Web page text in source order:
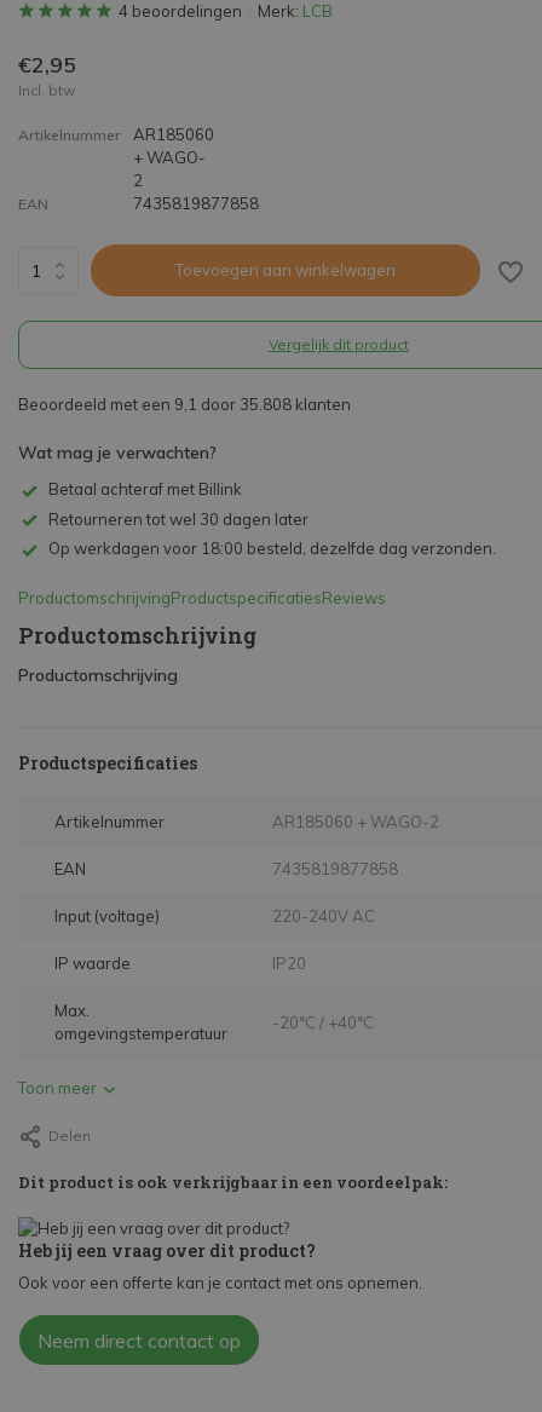
4 beoordelingen Merk: LCB
€2,95
Incl. btw
Artikelnummer
AR185060
+ WAGO-
2
EAN 7435819877858
Toevoegen aan winkelwagen
Vergelijk dit product
Beoordeeld met een 9,1 door 35.808 klanten
Wat mag je verwachten?
Betaal achteraf met Billink
Retourneren tot wel 30 dagen later
Op werkdagen voor 18:00 besteld, dezelfde dag verzonden.
ProductomschrijvingProductspecificatiesReviews
Productomschrijving
Productomschrijving
Productspecificaties
Artikelnummer AR185060 + WAGO-2
EAN 7435819877858
Input (voltage) 220-240V AC
IP waarde IP20
Max.
omgevingstemperatuur
-20°C / +40°C
Toon meer
Delen
Dit product is ook verkrijgbaar in een voordeelpak:
Heb jij een vraag over dit product?
Ook voor een offerte kan je contact met ons opnemen.
Neem direct contact op